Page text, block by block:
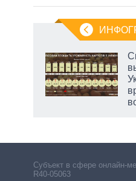
Субъект в сфере онлайн-
R40-05063